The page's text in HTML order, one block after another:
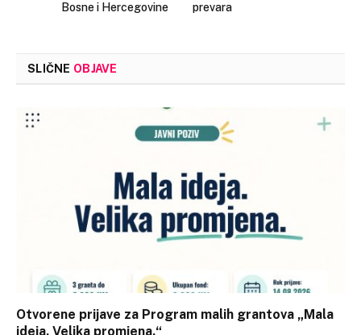
Bosne i Hercegovine
prevara
SLIČNE OBJAVE
Otvorene prijave za Program malih grantova „Mala
ideja. Velika promjena.“